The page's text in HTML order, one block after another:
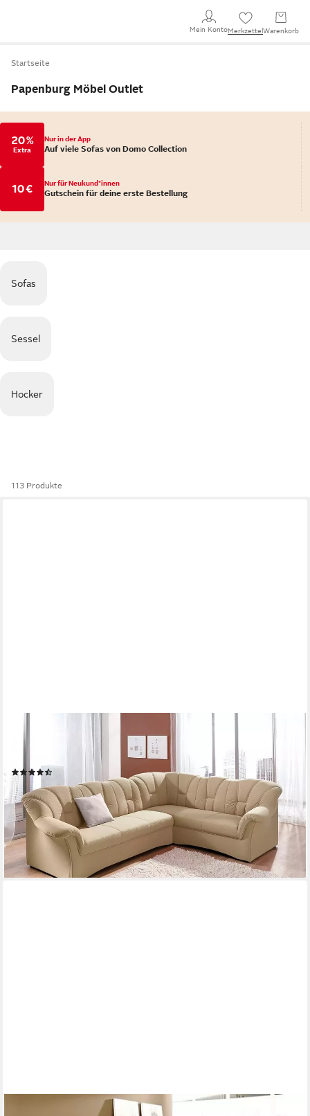
Mein KontoMerkzettel Warenkorb
Startseite
Papenburg Möbel Outlet
20 %
Extra
Nur in der App
Auf viele Sofas von Domo Collection
10 € Nur für Neukund*innen
Gutschein für deine erste Bestellung
Sofas
Sessel
Hocker
113 Produkte
Ecksofa Papenburg B/T/H: 242/190/84 cm L-Form, wahlweise
mit Bettfunktion, Langer Schenkel links oder rechts
ab 739,99 € UVP1.149,99 €
-36%
lieferbar in 4 Wochen